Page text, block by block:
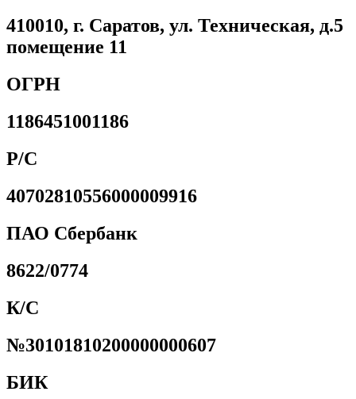
410010, г. Саратов, ул. Техническая, д.5
помещение 11
ОГРН
1186451001186
Р/С
40702810556000009916
ПАО Сбербанк
8622/0774
К/С
№30101810200000000607
БИК